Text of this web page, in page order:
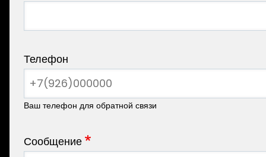
Телефон
Ваш телефон для обратной связи
Сообщение